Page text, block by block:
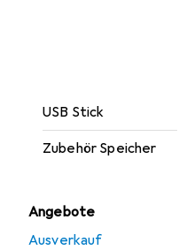
USB Stick
Zubehör Speicher
Angebote
Ausverkauf